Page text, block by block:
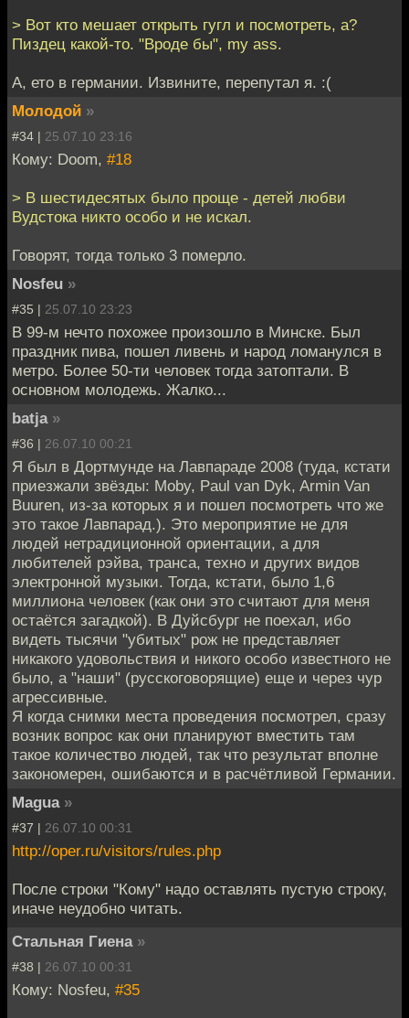
> Вот кто мешает открыть гугл и посмотреть, а?
Пиздец какой-то. "Вроде бы", my ass.
А, ето в германии. Извините, перепутал я. :(
Молодой »
#34 | 25.07.10 23:16
Кому: Doom, #18
> В шестидесятых было проще - детей любви
Вудстока никто особо и не искал.
Говорят, тогда только 3 померло.
Nosfeu »
#35 | 25.07.10 23:23
В 99-м нечто похожее произошло в Минске. Был
праздник пива, пошел ливень и народ ломанулся в
метро. Более 50-ти человек тогда затоптали. В
основном молодежь. Жалко...
batja »
#36 | 26.07.10 00:21
Я был в Дортмунде на Лавпараде 2008 (туда, кстати
приезжали звёзды: Moby, Paul van Dyk, Armin Van
Buuren, из-за которых я и пошел посмотреть что же
это такое Лавпарад.). Это мероприятие не для
людей нетрадиционной ориентации, а для
любителей рэйва, транса, техно и других видов
электронной музыки. Тогда, кстати, было 1,6
миллиона человек (как они это считают для меня
остаётся загадкой). В Дуйсбург не поехал, ибо
видеть тысячи "убитых" рож не представляет
никакого удовольствия и никого особо известного не
было, а "наши" (русскоговорящие) еще и через чур
агрессивные.
Я когда снимки места проведения посмотрел, сразу
возник вопрос как они планируют вместить там
такое количество людей, так что результат вполне
закономерен, ошибаются и в расчётливой Германии.
Magua »
#37 | 26.07.10 00:31
http://oper.ru/visitors/rules.php
После строки "Кому" надо оставлять пустую строку,
иначе неудобно читать.
Стальная Гиена »
#38 | 26.07.10 00:31
Кому: Nosfeu, #35